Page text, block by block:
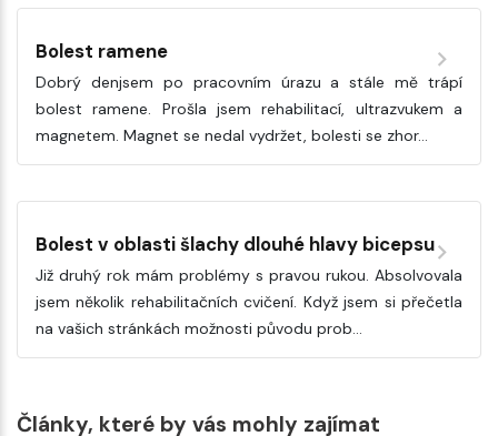
Bolest ramene
Dobrý denjsem po pracovním úrazu a stále mě trápí
bolest ramene. Prošla jsem rehabilitací, ultrazvukem a
magnetem. Magnet se nedal vydržet, bolesti se zhor…
Bolest v oblasti šlachy dlouhé hlavy bicepsu
Již druhý rok mám problémy s pravou rukou. Absolvovala
jsem několik rehabilitačních cvičení. Když jsem si přečetla
na vašich stránkách možnosti původu prob…
Články, které by vás mohly zajímat